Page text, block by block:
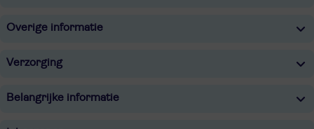
Overige informatie
Verzorging
Belangrijke informatie